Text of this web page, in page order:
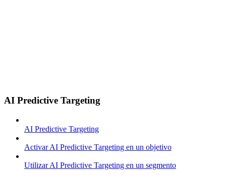
AI Predictive Targeting
AI Predictive Targeting
Activar AI Predictive Targeting en un objetivo
Utilizar AI Predictive Targeting en un segmento